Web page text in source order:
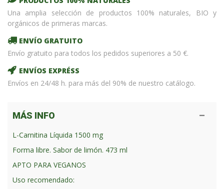
Una amplia selección de productos 100% naturales, BIO y
orgánicos de primeras marcas.
ENVÍO GRATUITO
Envío gratuito para todos los pedidos superiores a 50 €.
ENVÍOS EXPRÉSS
Envíos en 24/48 h. para más del 90% de nuestro catálogo.
MÁS INFO
L-Carnitina Líquida 1500 mg
Forma libre. Sabor de limón. 473 ml
APTO PARA VEGANOS
Uso recomendado: